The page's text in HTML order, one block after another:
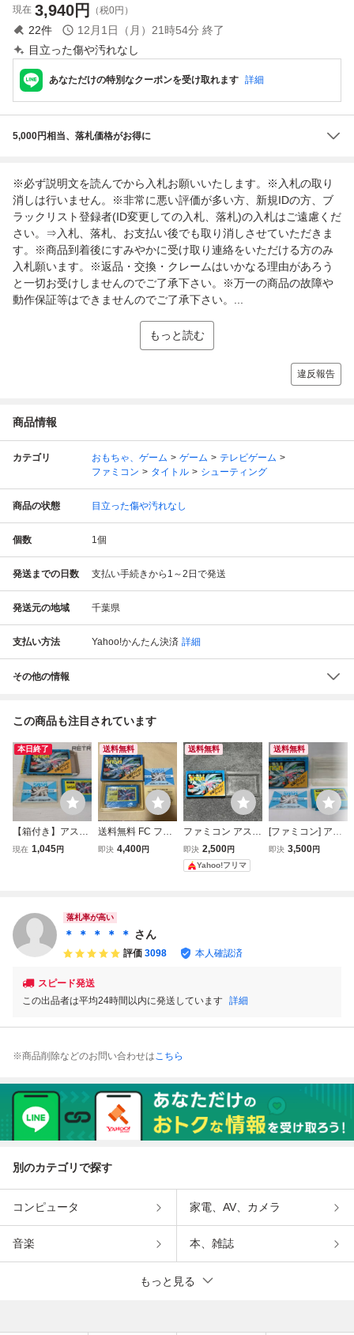
現在 3,940円 （税0円）
22件 12月1日（月）21時54分 終了
目立った傷や汚れなし
あなただけの特別なクーポンを受け取れます 詳細
5,000円相当、落札価格がお得に
※必ず説明文を読んでから入札お願いいたします。※入札の取り
消しは行いません。※非常に悪い評価が多い方、新規IDの方、ブ
ラックリスト登録者(ID変更しての入札、落札)の入札はご遠慮くだ
さい。⇒入札、落札、お支払い後でも取り消しさせていただきま
す。※商品到着後にすみやかに受け取り連絡をいただける方のみ
入札願います。※返品・交換・クレームはいかなる理由があろう
と一切お受けしませんのでご了承下さい。※万一の商品の故障や
動作保証等はできませんのでご了承下さい。...
もっと読む
違反報告
商品情報
カテゴリ おもちゃ、ゲーム ゲーム
テレビゲーム
ファミコン
タイトル シューティング
商品の状態 目立った傷や汚れなし
個数 1個
発送までの日数 支払い手続きから1～2日で発送
発送元の地域 千葉県
支払い方法 Yahoo!かんたん決済 詳細
その他の情報
この商品も注目されています
本日終了
【箱付き】アスト
ロロボ・ササ ファ
現在 1,045円
送料無料
送料無料 FC ファ
ミコン アストロロ
OMPUTER ファミ
リーコンピュータ
即決 4,400円
送料無料
ファミコン アスト
ロロボSASA 箱の
み
即決 2,500円
Yahoo!フリマ
送料無料
[ファミコン] アス
トロロボSASA
即決 3,500円
落札率が高い
＊ ＊ ＊ ＊ ＊ さん
評価 3098 本人確認済
スピード発送
この出品者は平均24時間以内に発送しています 詳細
※商品削除などのお問い合わせはこちら
別のカテゴリで探す
コンピュータ 家電、AV、カメラ
音楽 本、雑誌
もっと見る